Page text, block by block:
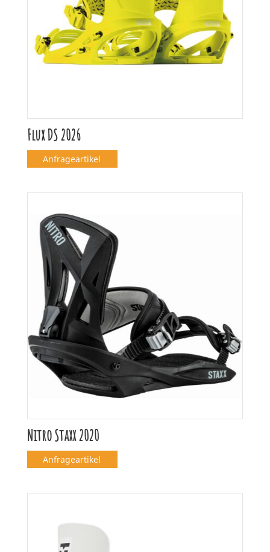
Flux DS 2026
Anfrageartikel
Nitro Staxx 2020
Anfrageartikel